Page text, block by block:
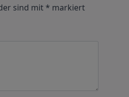
sind mit* markiert